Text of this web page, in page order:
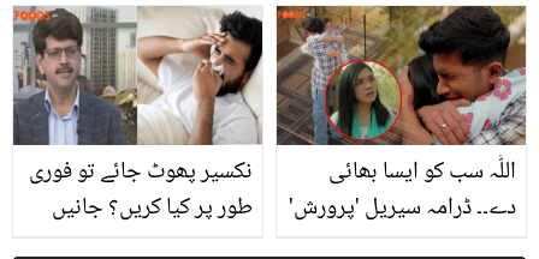
حقیقت کھول کے رکھ دی
کو ساتھ لے کر کیوں جاتی
ہیں؟
نکسیر پھوٹ جائے تو فوری
طور پر کیا کریں؟ جانیں
اللّٰہ سب کو ایسا بھائی
دے۔۔ ڈرامہ سیریل 'پرورش'